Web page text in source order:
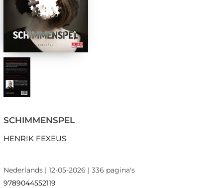
SCHIMMENSPEL
HENRIK FEXEUS
Nederlands | 12-05-2026 | 336 pagina's
9789044552119